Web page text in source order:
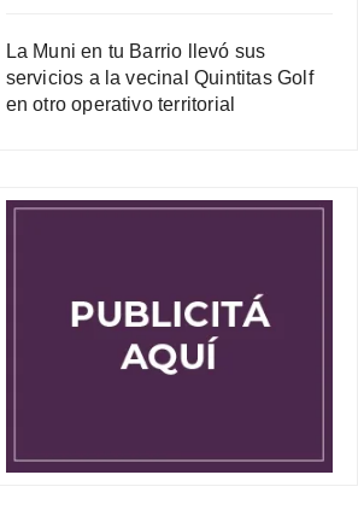
La Muni en tu Barrio llevó sus
servicios a la vecinal Quintitas Golf
en otro operativo territorial